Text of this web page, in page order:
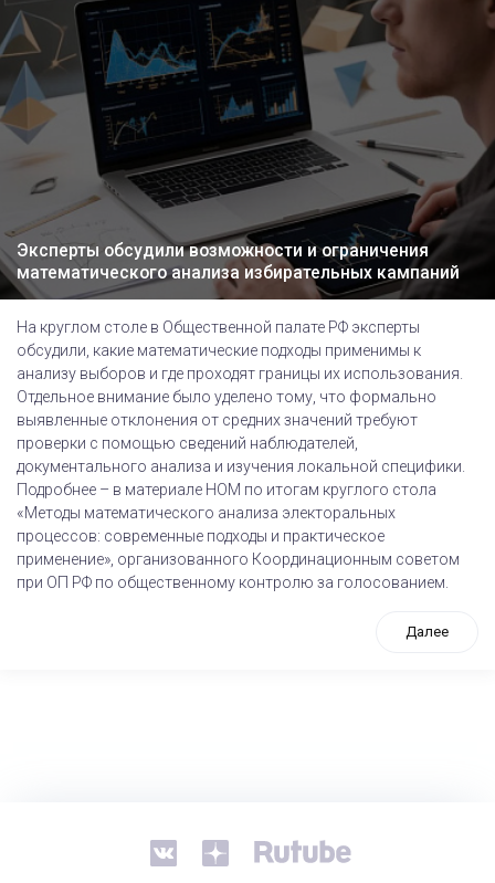
Эксперты обсудили возможности и ограничения
математического анализа избирательных кампаний
На круглом столе в Общественной палате РФ эксперты
обсудили, какие математические подходы применимы к
анализу выборов и где проходят границы их использования.
Отдельное внимание было уделено тому, что формально
выявленные отклонения от средних значений требуют
проверки с помощью сведений наблюдателей,
документального анализа и изучения локальной специфики.
Подробнее – в материале НОМ по итогам круглого стола
«Методы математического анализа электоральных
процессов: современные подходы и практическое
применение», организованного Координационным советом
при ОП РФ по общественному контролю за голосованием.
Далее